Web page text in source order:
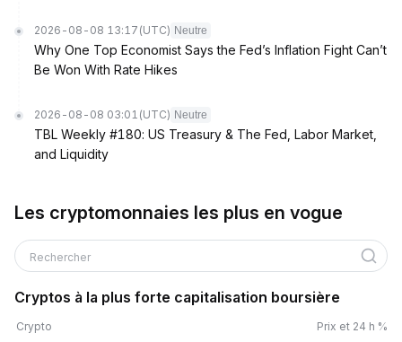
2026-08-08 13:17 (UTC) Neutre
Why One Top Economist Says the Fed’s Inflation Fight Can’t
Be Won With Rate Hikes
2026-08-08 03:01 (UTC) Neutre
TBL Weekly #180: US Treasury & The Fed, Labor Market,
and Liquidity
Les cryptomonnaies les plus en vogue
Rechercher
Cryptos à la plus forte capitalisation boursière
Crypto Prix et 24 h %